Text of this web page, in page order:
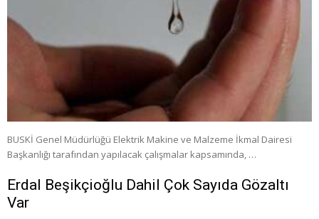
BUSKİ Genel Müdürlüğü Elektrik Makine ve Malzeme İkmal Dairesi
Başkanlığı tarafından yapılacak çalışmalar kapsamında, …
Erdal Beşikçioğlu Dahil Çok Sayıda Gözaltı
Var